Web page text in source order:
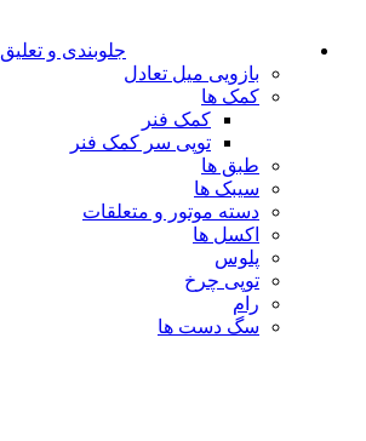
جلوبندی و تعلیق
بازویی میل تعادل
کمک ها
کمک فنر
توپی سر کمک فنر
طبق ها
سیبک ها
دسته موتور و متعلقات
اکسل ها
پلوس
توپی چرخ
رام
سگ دست ها